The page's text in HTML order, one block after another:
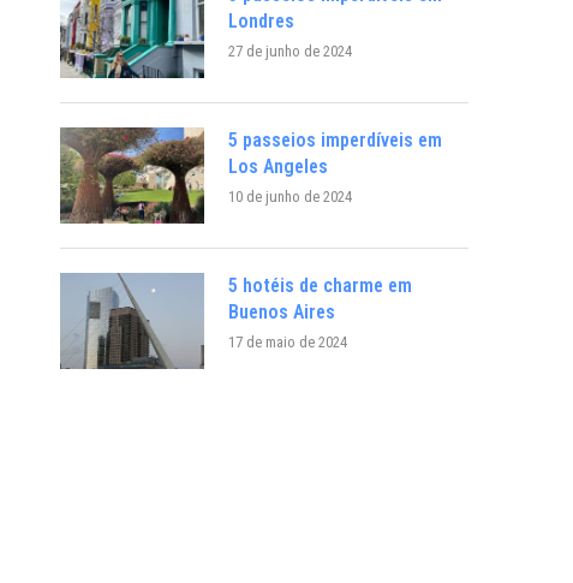
Londres
27 de junho de 2024
5 passeios imperdíveis em
Los Angeles
10 de junho de 2024
5 hotéis de charme em
Buenos Aires
17 de maio de 2024